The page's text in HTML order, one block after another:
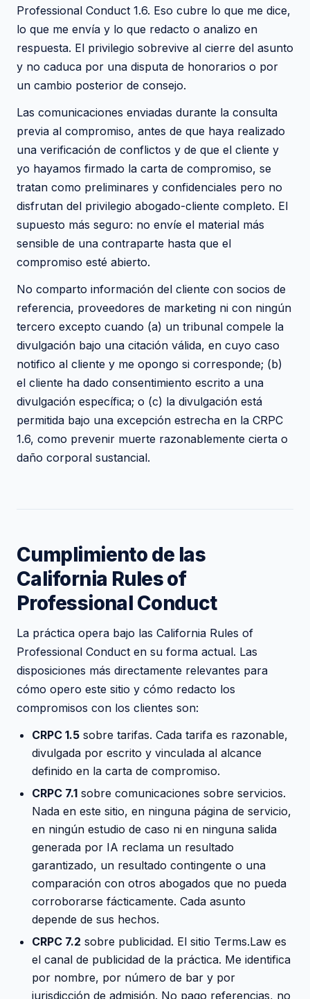
Professional Conduct 1.6. Eso cubre lo que me dice,
lo que me envía y lo que redacto o analizo en
respuesta. El privilegio sobrevive al cierre del asunto
y no caduca por una disputa de honorarios o por
un cambio posterior de consejo.
Las comunicaciones enviadas durante la consulta
previa al compromiso, antes de que haya realizado
una verificación de conflictos y de que el cliente y
yo hayamos firmado la carta de compromiso, se
tratan como preliminares y confidenciales pero no
disfrutan del privilegio abogado-cliente completo. El
supuesto más seguro: no envíe el material más
sensible de una contraparte hasta que el
compromiso esté abierto.
No comparto información del cliente con socios de
referencia, proveedores de marketing ni con ningún
tercero excepto cuando (a) un tribunal compele la
divulgación bajo una citación válida, en cuyo caso
notifico al cliente y me opongo si corresponde; (b)
el cliente ha dado consentimiento escrito a una
divulgación específica; o (c) la divulgación está
permitida bajo una excepción estrecha en la CRPC
1.6, como prevenir muerte razonablemente cierta o
daño corporal sustancial.
Cumplimiento de las
California Rules of
Professional Conduct
La práctica opera bajo las California Rules of
Professional Conduct en su forma actual. Las
disposiciones más directamente relevantes para
cómo opero este sitio y cómo redacto los
compromisos con los clientes son:
CRPC 1.5 sobre tarifas. Cada tarifa es razonable,
divulgada por escrito y vinculada al alcance
definido en la carta de compromiso.
CRPC 7.1 sobre comunicaciones sobre servicios.
Nada en este sitio, en ninguna página de servicio,
en ningún estudio de caso ni en ninguna salida
generada por IA reclama un resultado
garantizado, un resultado contingente o una
comparación con otros abogados que no pueda
corroborarse fácticamente. Cada asunto
depende de sus hechos.
CRPC 7.2 sobre publicidad. El sitio Terms.Law es
el canal de publicidad de la práctica. Me identifica
por nombre, por número de bar y por
jurisdicción de admisión. No pago referencias, no